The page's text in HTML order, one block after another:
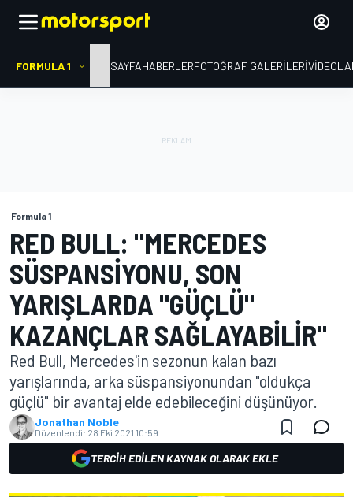
FORMULA 1 ANA SAYFAHABERLERFOTOĞRAF GALERILERI
Formula 1
RED BULL: "MERCEDES
SÜSPANSIYONU, SON
YARIŞLARDA "GÜÇLÜ"
KAZANÇLAR SAĞLAYABILIR"
Red Bull, Mercedes'in sezonun kalan bazı
yarışlarında, arka süspansiyonundan "oldukça
güçlü" bir avantaj elde edebileceğini düşünüyor.
Jonathan Noble
Düzenlendi: 28 Eki 2021 10:59
TERCIH EDILEN KAYNAK OLARAK EKLE